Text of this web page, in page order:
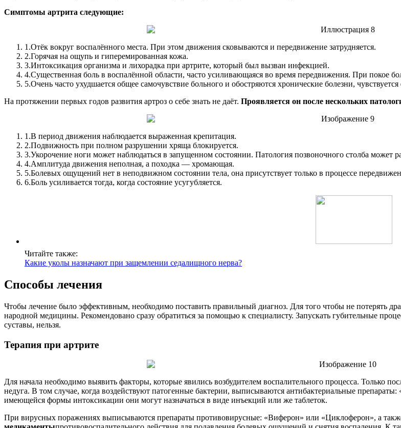
Симптомы артрита следующие:
1.Отёк вокруг воспалённого места. При этом движения сковываются и передвижение затрудняется.
2.Горячая на ощупь и гиперемированная кожа.
3.Интоксикация организма и лихорадка при артрите, который был вызван инфекцией.
4.Существенная боль в воспалённой области, часто усиливающаяся во время передвижения. При покое
5.Очень часто ухудшается общее самочувствие больного и обостряются хронические болезни, чувствуется
На протяжении первых годов развития артроз о себе знать не даёт. Проявляется он после нескольких
1.В период движения наблюдается выраженная крепитация.
2.Подвижность при полном разрушении хряща блокируется.
3.Укорочение ноги может наблюдаться в запущенном состоянии. Патология позвоночного столба может
4.Амплитуда движения неполная, а походка — хромающая.
5.Болевых ощущений нет в неподвижном состоянии тела, она присутствует только в процессе
6.Боль усиливается тогда, когда состояние усугубляется.
Читайте также:
Какие уколы назначают при защемлении седалищного нерва?
Способы лечения
Чтобы лечение было эффективным, необходимо поставить правильный диагноз. Для того чтобы не потерять
народной медицины. Рекомендовано сразу обратиться за помощью к специалисту. Запускать губительные
суставы, нельзя.
Терапия при артрите
Для начала необходимо выявить факторы, которые явились возбудителем воспалительного процесса. Только
недуга. В том случае, когда воздействуют патогенные бактерии, выписываются антибактериальные
имеющейся формы интоксикации они могут назначаться в виде инъекций или же таблеток.
При вирусных поражениях выписываются препараты противовирусные: «Виферон» или «Циклоферон», а